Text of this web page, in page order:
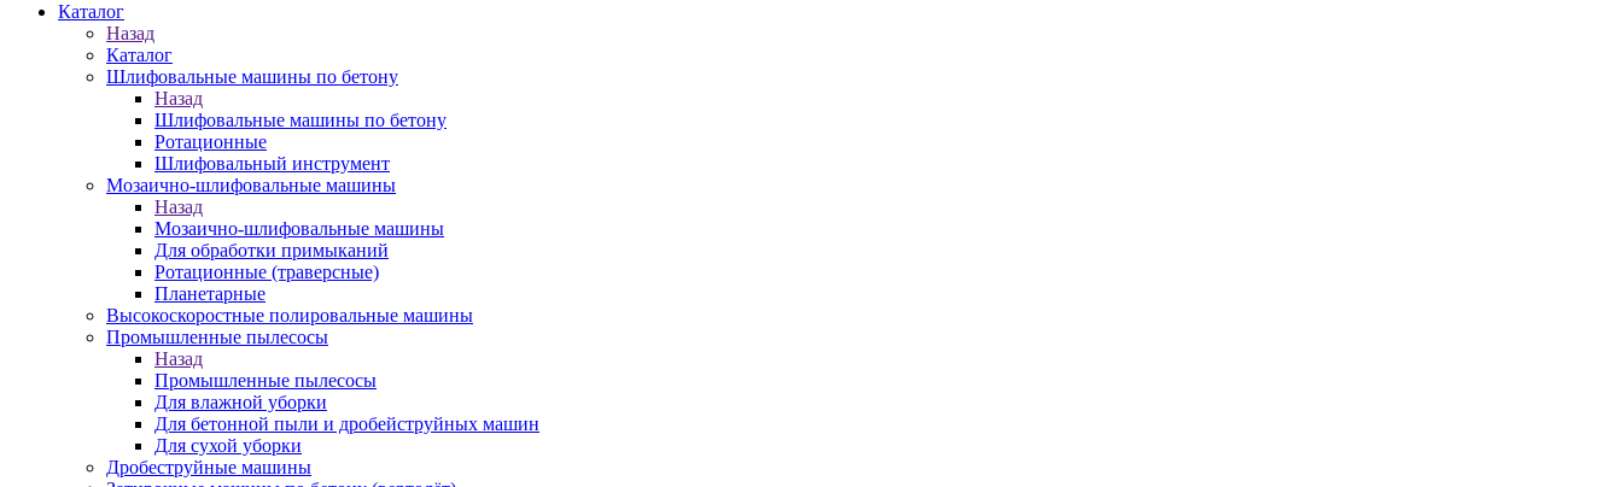
Каталог
Назад
Каталог
Шлифовальные машины по бетону
Назад
Шлифовальные машины по бетону
Ротационные
Шлифовальный инструмент
Мозаично-шлифовальные машины
Назад
Мозаично-шлифовальные машины
Для обработки примыканий
Ротационные (траверсные)
Планетарные
Высокоскоростные полировальные машины
Промышленные пылесосы
Назад
Промышленные пылесосы
Для влажной уборки
Для бетонной пыли и дробейструйных машин
Для сухой уборки
Дробеструйные машины